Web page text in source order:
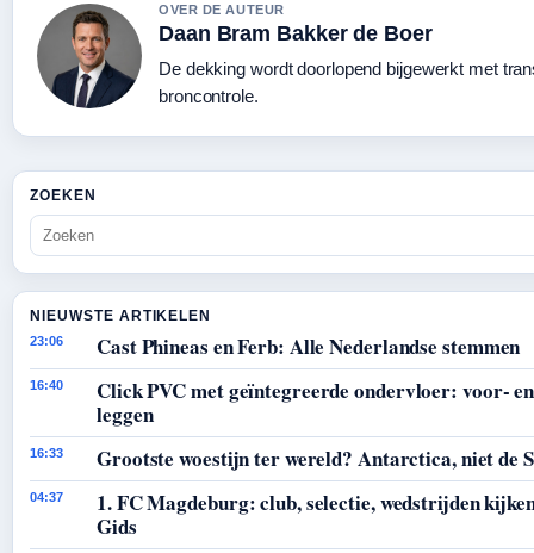
OVER DE AUTEUR
Daan Bram Bakker de Boer
De dekking wordt doorlopend bijgewerkt met
broncontrole.
ZOEKEN
NIEUWSTE ARTIKELEN
23:06 Cast Phineas en Ferb: Alle Nederlandse stemmen
16:40
Click PVC met geïntegreerde ondervloer: voor-
leggen
16:33 Grootste woestijn ter wereld? Antarctica, niet de
04:37
1. FC Magdeburg: club, selectie, wedstrijden
Gids